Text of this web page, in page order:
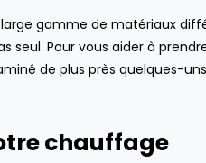
gamme de matériaux
seul. Pour vous aider à
de plus près quelques-
chauffage